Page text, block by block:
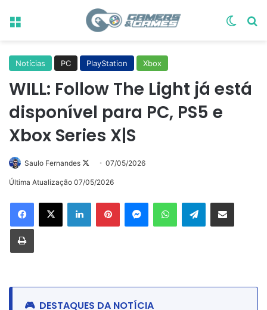
Menu
Notícias PC PlayStation Xbox
WILL: Follow The Light já está
disponível para PC, PS5 e
Xbox Series X|S
Saulo Fernandes
Follow07/05/2026
Última Atualização 07/05/2026
LinkedinPinterestMessengerWhatsAppTelegramCompartilhar via e-mail
Imprimir
DESTAQUES DA NOTÍCIA